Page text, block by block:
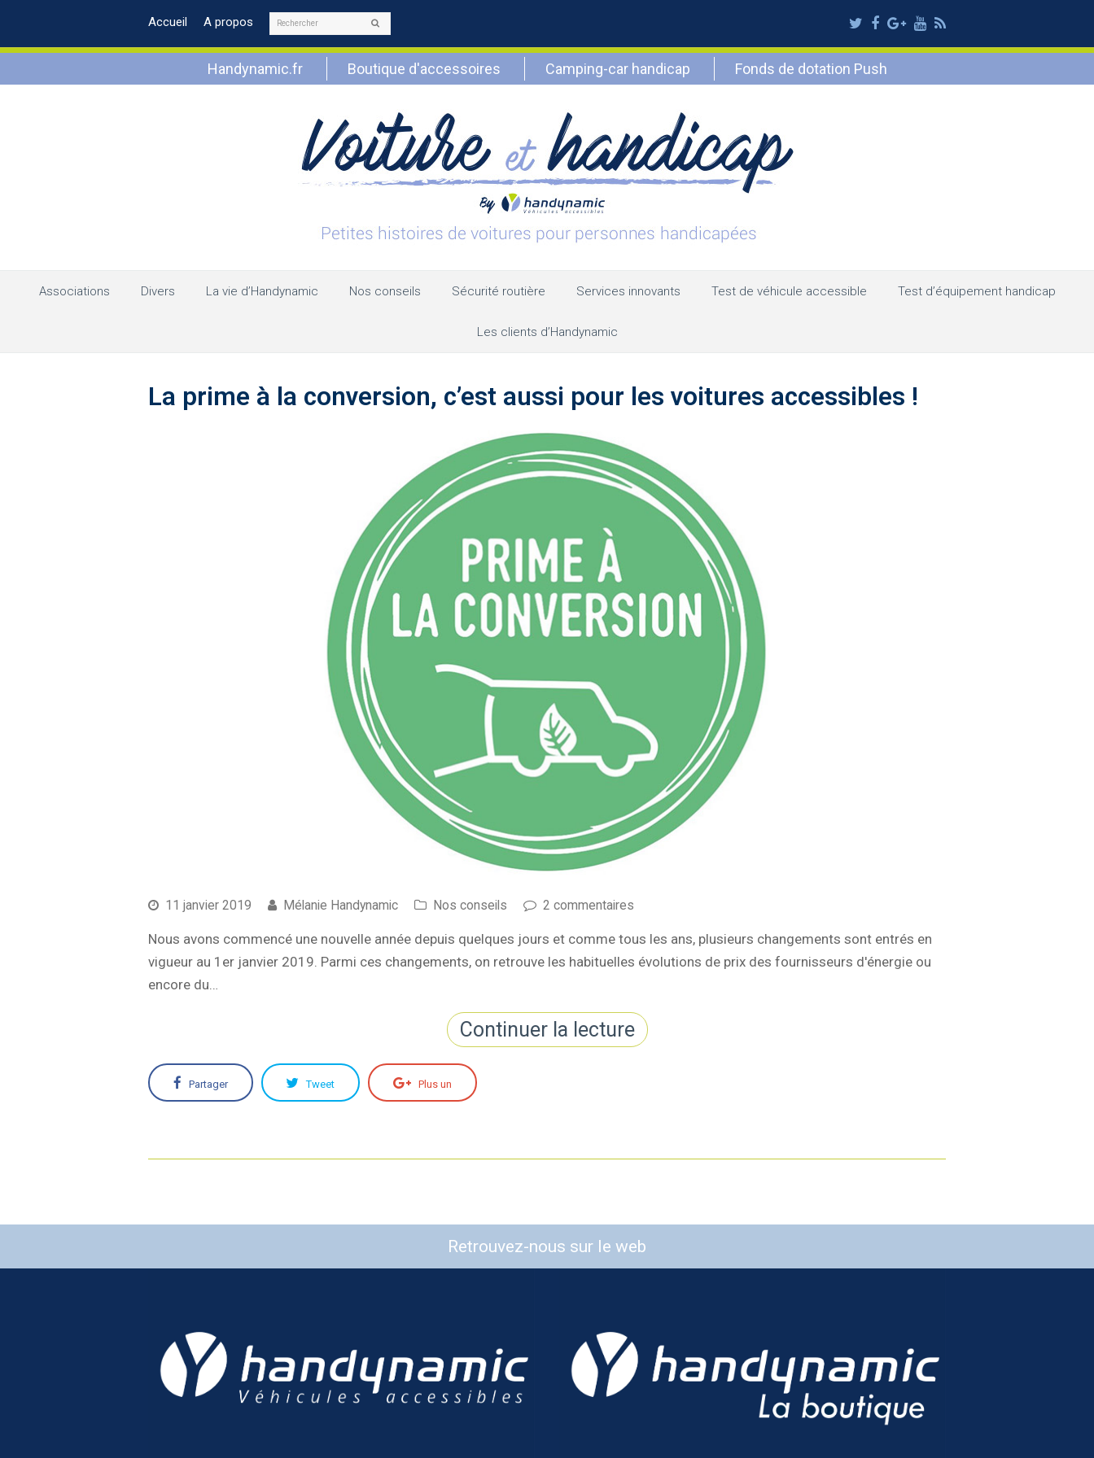
Accueil A propos Rechercher Twitter
Facebook
Google
Plus
Youtube
RSS
Handynamic.fr Boutique d'accessoires Camping-car handicap Fonds de dotation Push
Associations Divers La vie d’Handynamic Nos conseils Sécurité routière Services innovants Test de véhicule accessible Test d’équipement handicap
Les clients d’Handynamic
La prime à la conversion, c’est aussi pour les voitures accessibles !
11 janvier 2019 Mélanie Handynamic Nos conseils 2 commentaires
Nous avons commencé une nouvelle année depuis quelques jours et comme tous les ans, plusieurs changements sont entrés en
vigueur au 1er janvier 2019. Parmi ces changements, on retrouve les habituelles évolutions de prix des fournisseurs d'énergie ou
encore du…
Continuer la lecture
Partager Tweet Plus un
Retrouvez-nous sur le web